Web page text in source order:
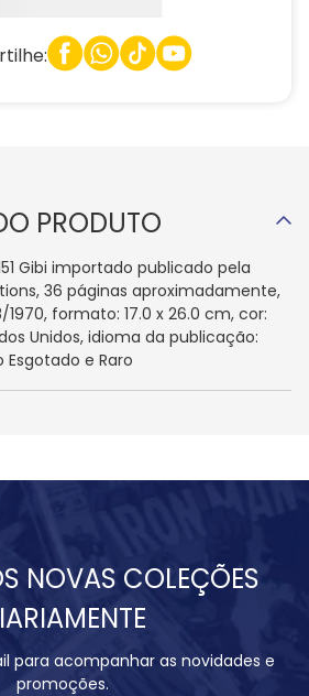
PRODUTO
Gibi importado publicado pela
36 páginas aproximadamente,
formato: 17.0 x 26.0 cm, cor:
Unidos, idioma da publicação:
Esgotado e Raro
NOVAS COLEÇÕES
para acompanhar as novidades e
promoções.